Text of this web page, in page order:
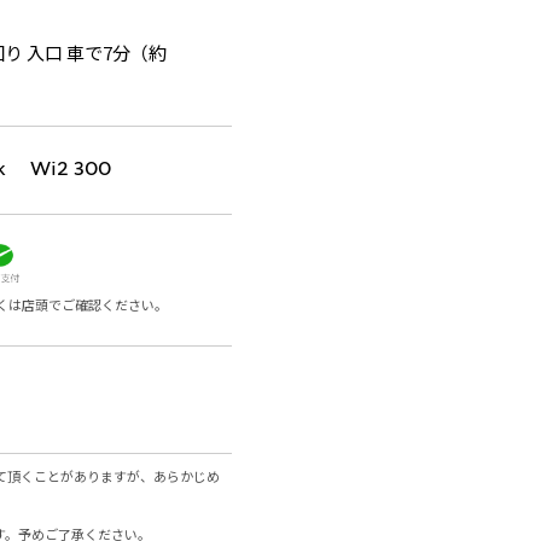
入口 車で7分（約
Wi2 300
店頭でご確認ください。
くことがありますが、あらかじめ
予めご了承ください。